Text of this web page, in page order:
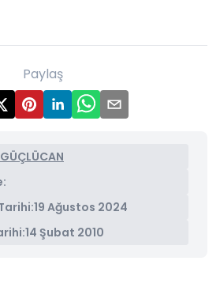
Paylaş
19 Ağustos 2024
14 Şubat 2010